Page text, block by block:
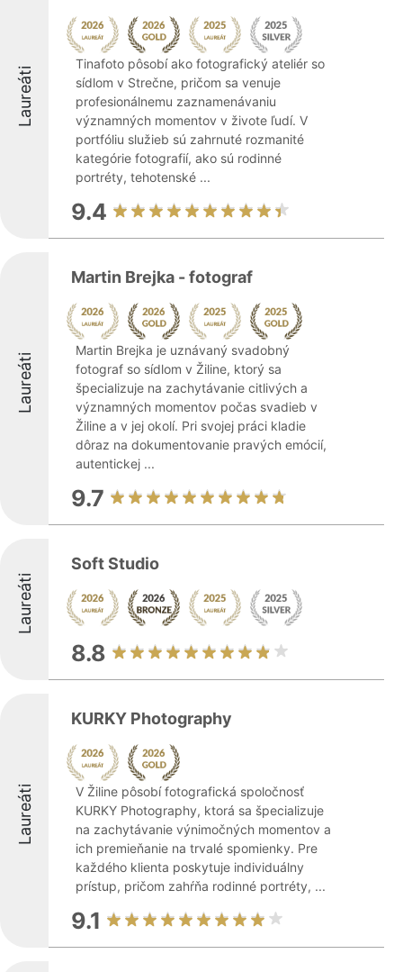
Laureáti
Tinafoto pôsobí ako fotografický ateliér so
sídlom v Strečne, pričom sa venuje
profesionálnemu zaznamenávaniu
významných momentov v živote ľudí. V
portfóliu služieb sú zahrnuté rozmanité
kategórie fotografií, ako sú rodinné
portréty, tehotenské ...
9.4
Laureáti
Martin Brejka - fotograf
Martin Brejka je uznávaný svadobný
fotograf so sídlom v Žiline, ktorý sa
špecializuje na zachytávanie citlivých a
významných momentov počas svadieb v
Žiline a v jej okolí. Pri svojej práci kladie
dôraz na dokumentovanie pravých emócií,
autentickej ...
9.7
Laureáti
Soft Studio
8.8
Laureáti
KURKY Photography
V Žiline pôsobí fotografická spoločnosť
KURKY Photography, ktorá sa špecializuje
na zachytávanie výnimočných momentov a
ich premieňanie na trvalé spomienky. Pre
každého klienta poskytuje individuálny
prístup, pričom zahŕňa rodinné portréty, ...
9.1